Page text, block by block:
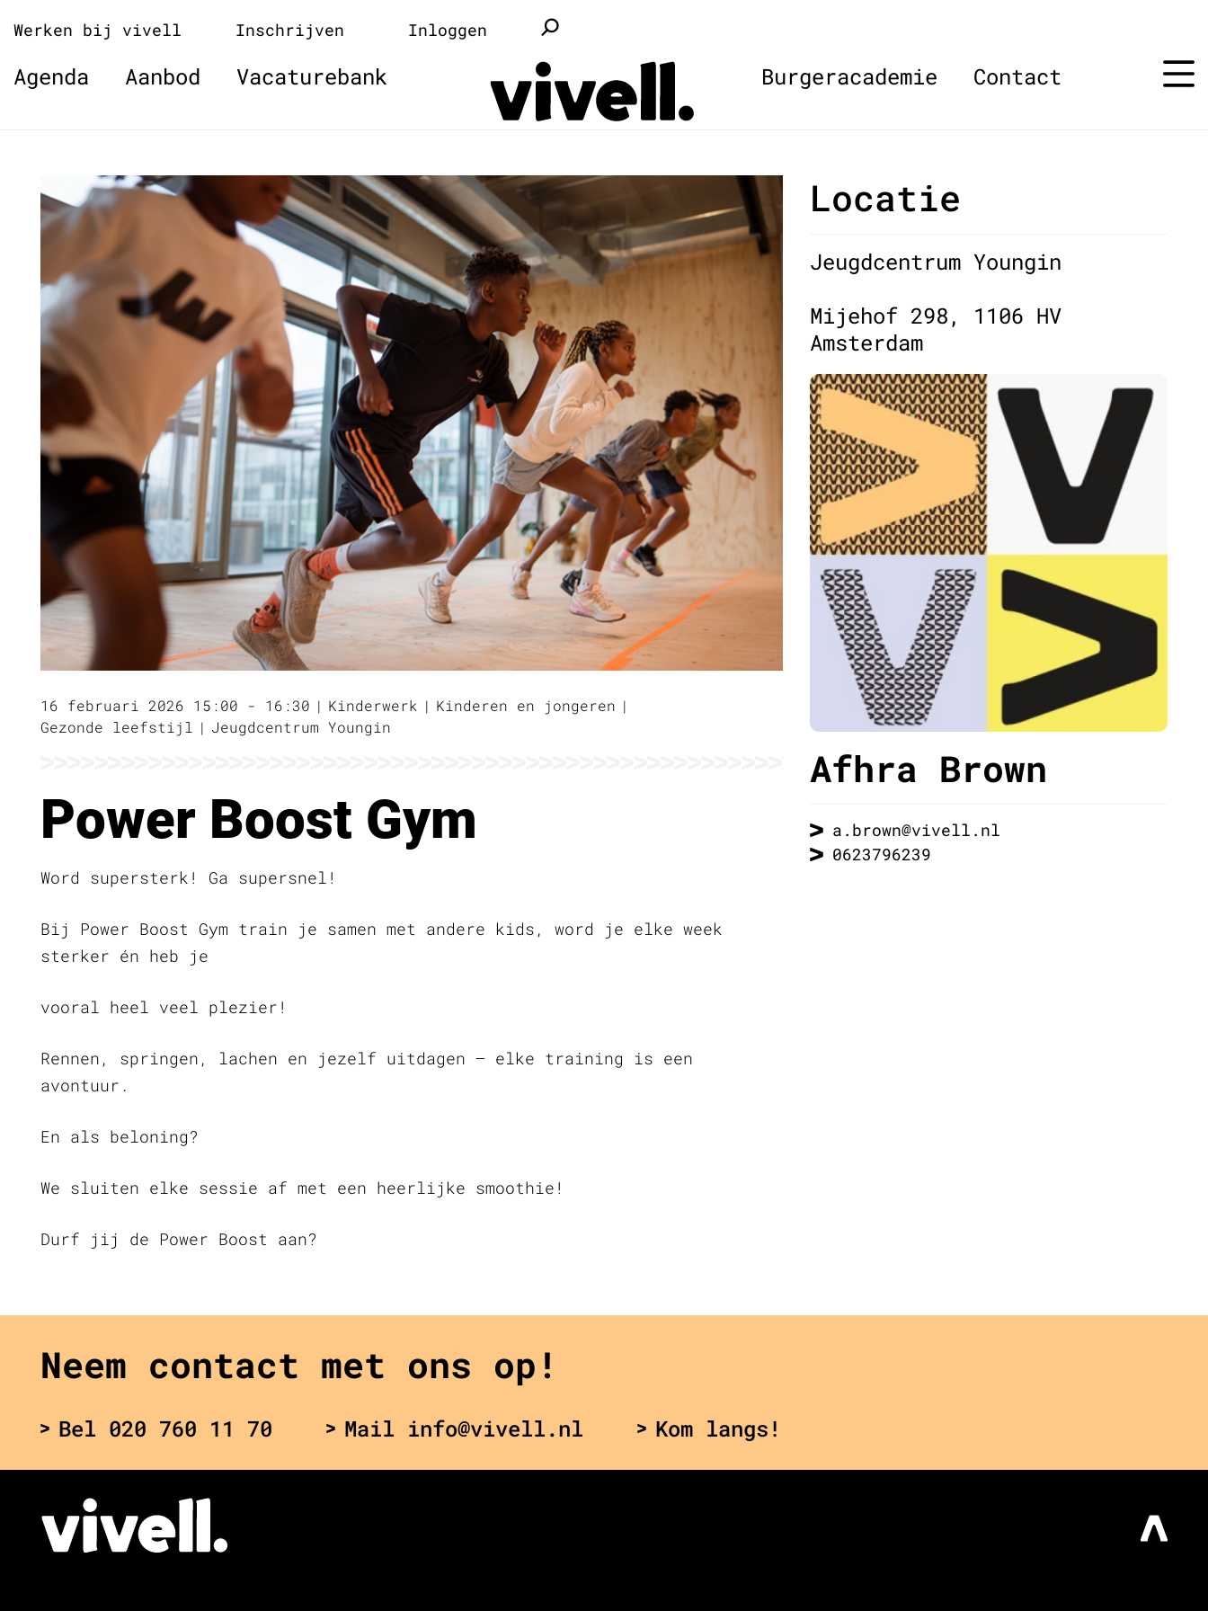
de
springen
Werken bij vivell Inschrijven Inloggen
Agenda Aanbod Vacaturebank Burgeracademie Contact
16 februari 2026 15:00 - 16:30 Kinderwerk
Kinderen en jongeren
Gezonde leefstijl
Jeugdcentrum Youngin
Power Boost Gym
Word supersterk! Ga supersnel!
Bij Power Boost Gym train je samen met andere kids, word je elke week
sterker én heb je
vooral heel veel plezier!
Rennen, springen, lachen en jezelf uitdagen – elke training is een
avontuur.
En als beloning?
We sluiten elke sessie af met een heerlijke smoothie!
Durf jij de Power Boost aan?
Locatie
Jeugdcentrum Youngin
Mijehof 298, 1106 HV
Amsterdam
Afhra Brown
a.brown@vivell.nl
0623796239
Neem contact met ons op!
Bel 020 760 11 70 Mail info@vivell.nl Kom langs!